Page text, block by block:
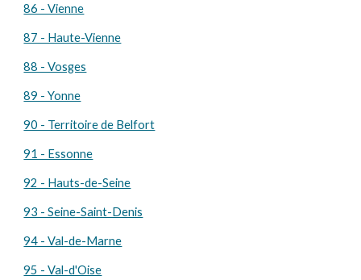
86 - Vienne
87 - Haute-Vienne
88 - Vosges
89 - Yonne
90 - Territoire de Belfort
91 - Essonne
92 - Hauts-de-Seine
93 - Seine-Saint-Denis
94 - Val-de-Marne
95 - Val-d'Oise